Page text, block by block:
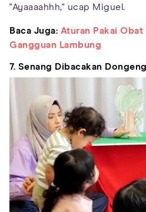
"Ayaaaahhh," ucap Miguel.
Baca Juga: Aturan Pakai
Gangguan Lambung
7. Senang Dibacakan Dongeng